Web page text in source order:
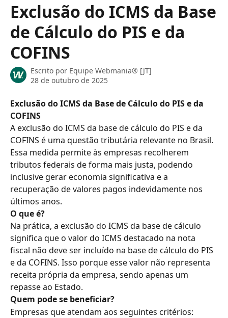
Exclusão do ICMS da Base
de Cálculo do PIS e da
COFINS
Escrito por Equipe Webmania® [JT]
28 de outubro de 2025
Exclusão do ICMS da Base de Cálculo do PIS e da
COFINS
A exclusão do ICMS da base de cálculo do PIS e da
COFINS é uma questão tributária relevante no Brasil.
Essa medida permite às empresas recolherem
tributos federais de forma mais justa, podendo
inclusive gerar economia significativa e a
recuperação de valores pagos indevidamente nos
últimos anos.
O que é?
Na prática, a exclusão do ICMS da base de cálculo
significa que o valor do ICMS destacado na nota
fiscal não deve ser incluído na base de cálculo do PIS
e da COFINS. Isso porque esse valor não representa
receita própria da empresa, sendo apenas um
repasse ao Estado.
Quem pode se beneficiar?
Empresas que atendam aos seguintes critérios: